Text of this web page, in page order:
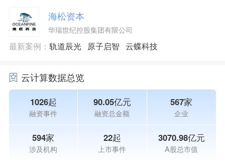
海松资本
华瑞世纪控股集团有限公司
最新案例： 轨道辰光 原子启智 云蝶科技
云计算数据总览
1026起
融资事件
90.05亿元
融资总金额
567家
企业
594家
涉及机构
22起
上市事件
3070.98亿元
A股总市值